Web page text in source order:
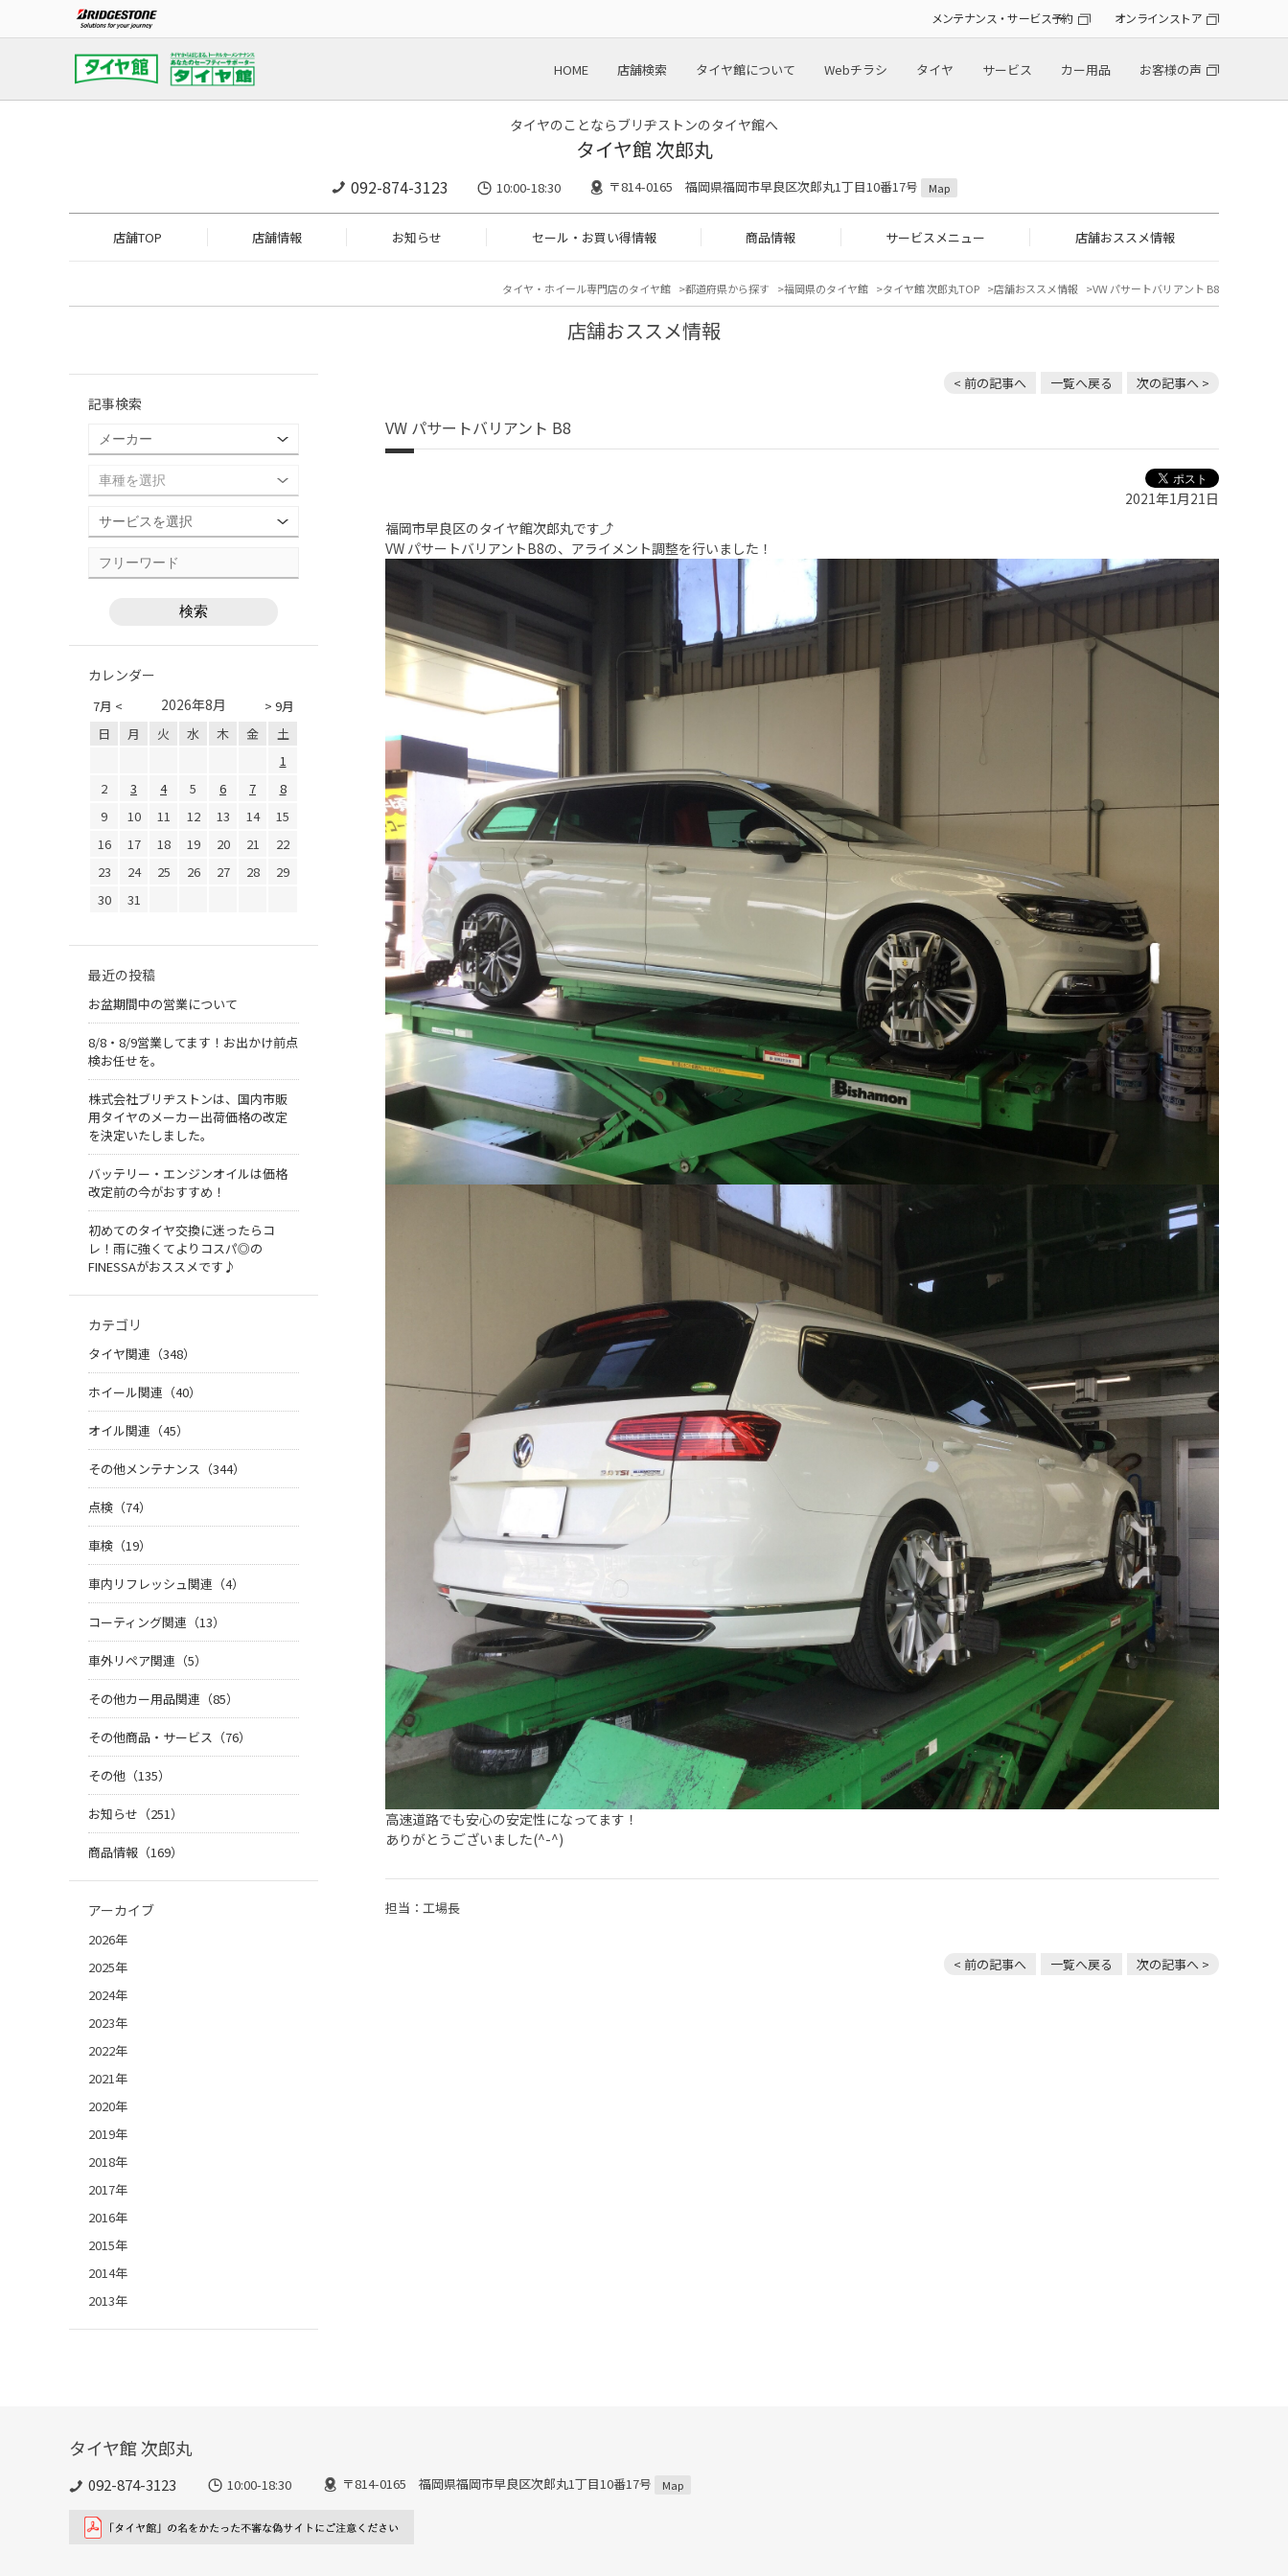
メンテナンス・サービス予約 オンラインストア
HOME 店舗検索 タイヤ館について Webチラシ タイヤ サービス カー用品 お客様の声
タイヤのことならブリヂストンのタイヤ館へ
タイヤ館 次郎丸
092-874-3123 10:00-18:30 〒814-0165 福岡県福岡市早良区次郎丸1丁目10番17号 Map
店舗TOP 店舗情報 お知らせ セール・お買い得情報 商品情報 サービスメニュー 店舗おススメ情報
タイヤ・ホイール専門店のタイヤ館 都道府県から探す 福岡県のタイヤ館 タイヤ館 次郎丸TOP 店舗おススメ情報 VW パサートバリアント B8
店舗おススメ情報
< 前の記事へ 一覧へ戻る 次の記事へ >
VW パサートバリアント B8
2021年1月21日
福岡市早良区のタイヤ館次郎丸です⤴︎
VW パサートバリアントB8の、アライメント調整を行いました！
高速道路でも安心の安定性になってます！
ありがとうございました(^-^)
担当：工場長
< 前の記事へ 一覧へ戻る 次の記事へ >
記事検索
カレンダー
7月 < > 9月
2026年8月
日 月 火 水 木 金
土
1
2
3 4 5 6 7
8
9
10 11 12 13 14
15
16
17 18 19 20 21
22
23
24 25 26 27 28
29
30
31
最近の投稿
お盆期間中の営業について
8/8・8/9営業してます！お出かけ前点
検お任せを。
株式会社ブリヂストンは、国内市販
用タイヤのメーカー出荷価格の改定
を決定いたしました。
バッテリー・エンジンオイルは価格
改定前の今がおすすめ！
初めてのタイヤ交換に迷ったらコ
レ！雨に強くてよりコスパ◎の
FINESSAがおススメです♪
カテゴリ
タイヤ関連（348）
ホイール関連（40）
オイル関連（45）
その他メンテナンス（344）
点検（74）
車検（19）
車内リフレッシュ関連（4）
コーティング関連（13）
車外リペア関連（5）
その他カー用品関連（85）
その他商品・サービス（76）
その他（135）
お知らせ（251）
商品情報（169）
アーカイブ
2026年
2025年
2024年
2023年
2022年
2021年
2020年
2019年
2018年
2017年
2016年
2015年
2014年
2013年
タイヤ館 次郎丸
092-874-3123 10:00-18:30 〒814-0165 福岡県福岡市早良区次郎丸1丁目10番17号 Map